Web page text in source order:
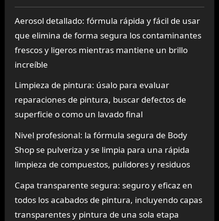
Aerosol detallado: fórmula rápida y fácil de usar
que elimina de forma segura los contaminantes
frescos y ligeros mientras mantiene un brillo
increíble
Limpieza de pintura: úsalo para evaluar
reparaciones de pintura, buscar defectos de
superficie o como un lavado final
Nivel profesional: la fórmula segura de Body
Shop se pulveriza y se limpia para una rápida
limpieza de compuestos, pulidores y residuos
Capa transparente segura: seguro y eficaz en
todos los acabados de pintura, incluyendo capas
transparentes y pintura de una sola etapa